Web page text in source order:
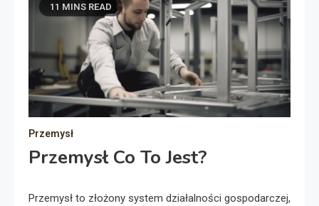
11 MINS READ
Przemysł
Przemysł Co To Jest?
Przemysł to złożony system działalności gospodarczej,